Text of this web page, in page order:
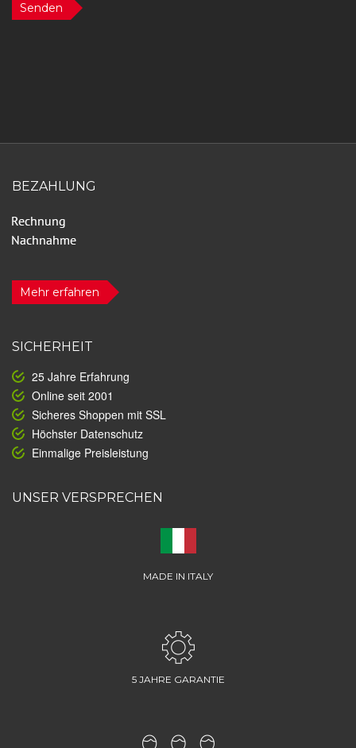
Senden
BEZAHLUNG
Mehr erfahren
SICHERHEIT
25 Jahre Erfahrung
Online seit 2001
Sicheres Shoppen mit SSL
Höchster Datenschutz
Einmalige Preisleistung
UNSER VERSPRECHEN
MADE IN ITALY
5 JAHRE GARANTIE